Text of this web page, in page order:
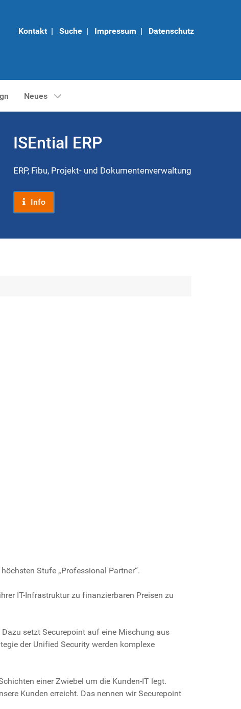
Kontakt | Suche | Impressum | Datenschutz
Neues
ISEntial ERP
ERP, Fibu, Projekt- und Dokumentenverwaltung
Info
Stufe „Professional Partner“.
IT-Infrastruktur zu finanzierbaren Preisen zu
setzt Securepoint auf eine Mischung aus
der Unified Security werden komplexe
einer Zwiebel um die Kunden-IT legt.
Kunden erreicht. Das nennen wir Securepoint